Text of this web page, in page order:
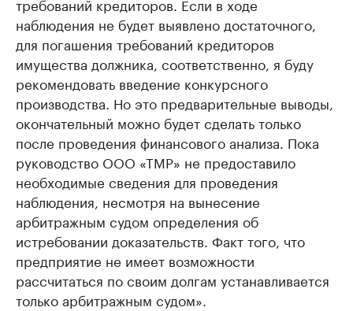
требований кредиторов. Если в ходе
наблюдения не будет выявлено достаточного,
для погашения требований кредиторов
имущества должника, соответственно, я буду
рекомендовать введение конкурсного
производства. Но это предварительные выводы,
окончательный можно будет сделать только
после проведения финансового анализа. Пока
руководство ООО «ТМР» не предоставило
необходимые сведения для проведения
наблюдения, несмотря на вынесение
арбитражным судом определения об
истребовании доказательств. Факт того, что
предприятие не имеет возможности
рассчитаться по своим долгам устанавливается
только арбитражным судом».